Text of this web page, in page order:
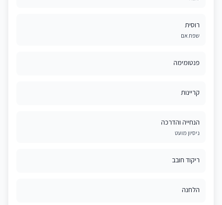
רוסית
שפת אם
פנטומימה
קריינות
הנחייה והדרכה
ניסיון מועט
ריקוד חובב
הלחנה